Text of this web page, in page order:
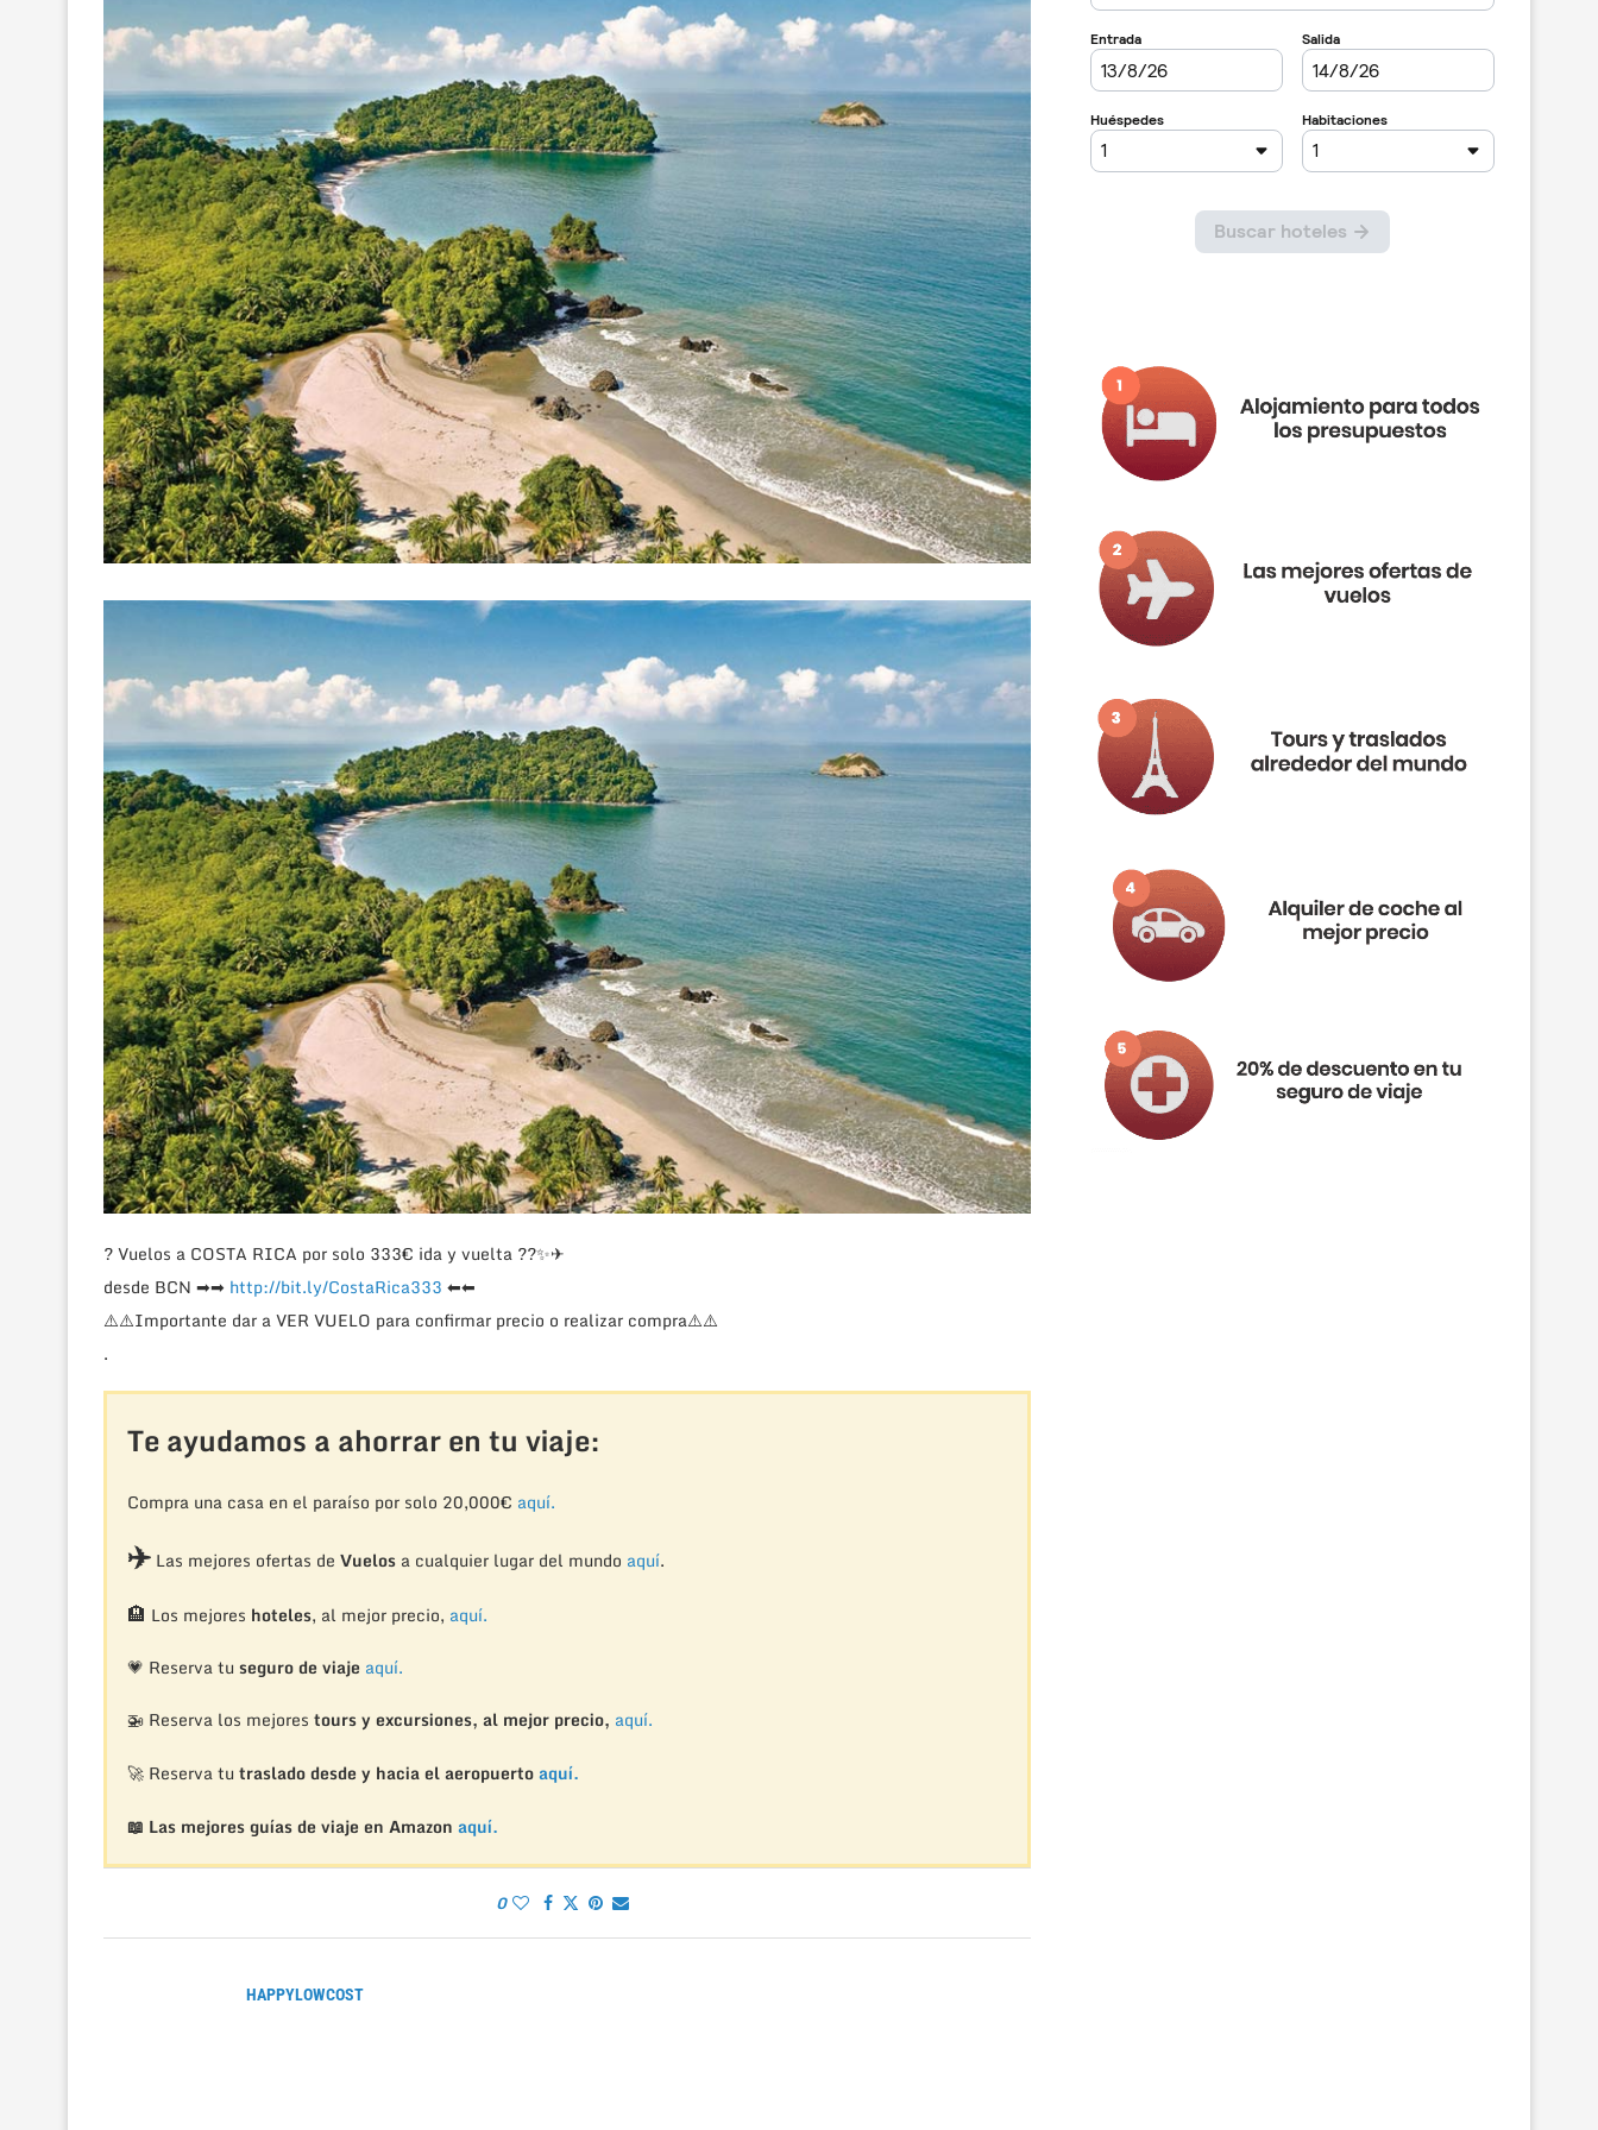
?Vuelos a COSTA RICA por solo 333€ ida y vuelta ??✨✈
desde BCN ➡➡ http://bit.ly/CostaRica333 ⬅⬅
⚠️⚠️Importante dar a VER VUELO para confirmar precio o realizar compra⚠️⚠️
.
Te ayudamos a ahorrar en tu viaje:
Compra una casa en el paraíso por solo 20,000€ aquí.
✈️Las mejores ofertas de Vuelosa cualquier lugar del mundo aquí.
🏨 Los mejores hoteles, al mejor precio, aquí.
💗 Reserva tu seguro de viaje aquí.
🚁 Reserva los mejores tours y excursiones, al mejor precio, aquí.
🚀 Reserva tu traslado desde y hacia el aeropuertoaquí.
📖 Las mejores guías de viaje en Amazon aquí.
0
HAPPYLOWCOST